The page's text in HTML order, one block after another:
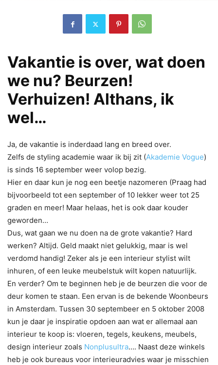
Vakantie is over, wat doen
we nu? Beurzen!
Verhuizen! Althans, ik
wel…
Ja, de vakantie is inderdaad lang en breed over.
Zelfs de styling academie waar ik bij zit (Akademie Vogue)
is sinds 16 september weer volop bezig.
Hier en daar kun je nog een beetje nazomeren (Praag had
bijvoorbeeld tot een september of 10 lekker weer tot 25
graden en meer! Maar helaas, het is ook daar kouder
geworden…
Dus, wat gaan we nu doen na de grote vakantie? Hard
werken? Altijd. Geld maakt niet gelukkig, maar is wel
verdomd handig! Zeker als je een interieur stylist wilt
inhuren, of een leuke meubelstuk wilt kopen natuurlijk.
En verder? Om te beginnen heb je de beurzen die voor de
deur komen te staan. Een ervan is de bekende Woonbeurs
in Amsterdam. Tussen 30 septembeer en 5 oktober 2008
kun je daar je inspiratie opdoen aan wat er allemaal aan
interieur te koop is: vloeren, tegels, keukens, meubels,
design interieur zoals Nonplusultra…. Naast deze winkels
heb je ook bureaus voor interieuradvies waar je misschien